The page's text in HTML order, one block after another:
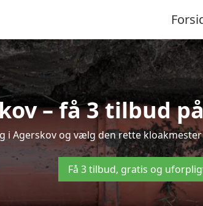
– få 3 tilbud
Agerskov og vælg den rette
Få 3 tilbud, gratis og